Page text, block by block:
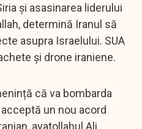
și asasinarea liderului
determină Iranul să
asupra Israelului. SUA
și drone iraniene.
că va bombarda
un nou acord
ayatollahul Ali